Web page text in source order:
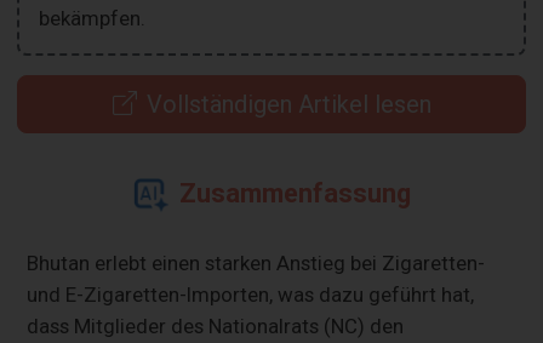
bekämpfen.
Vollständigen Artikel lesen
Zusammenfassung
Bhutan erlebt einen starken Anstieg bei Zigaretten-
und E-Zigaretten-Importen, was dazu geführt hat,
dass Mitglieder des Nationalrats (NC) den